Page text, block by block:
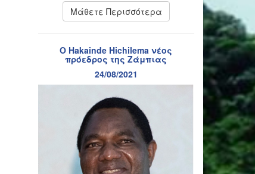
Μάθετε Περισσότερα
Ο Hakainde Hichilema νέος
πρόεδρος της Ζάμπιας
24/08/2021